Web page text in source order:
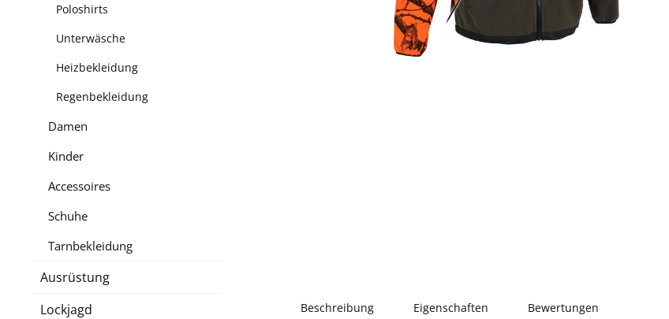
Poloshirts
Unterwäsche
Heizbekleidung
Regenbekleidung
Damen
Kinder
Accessoires
Schuhe
Tarnbekleidung
Ausrüstung
Lockjagd
Beschreibung Eigenschaften Bewertungen